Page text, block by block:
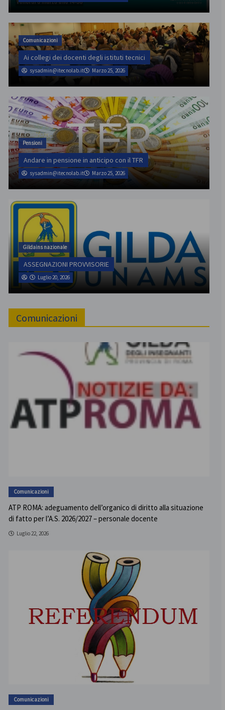
Comunicazioni
Ai collegi dei docenti degli istituti tecnici
sysadmin@itecnolab.it Marzo 25, 2026
Pensioni
Andare in pensione in anticipo con il TFR
sysadmin@itecnolab.it Marzo 25, 2026
Gildains nazionale
ASSEGNAZIONI PROVVISORIE
Luglio 20, 2026
Comunicazioni
Comunicazioni
ATP ROMA: adeguamento dell’organico di diritto alla situazione
di fatto per l’A.S. 2026/2027 – personale docente
Luglio 22, 2026
Comunicazioni